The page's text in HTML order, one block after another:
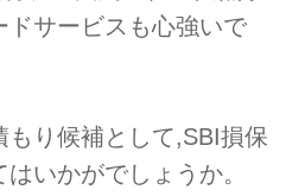
ドサービスも心強いで
り候補として,SBI損保
いかがでしょうか。